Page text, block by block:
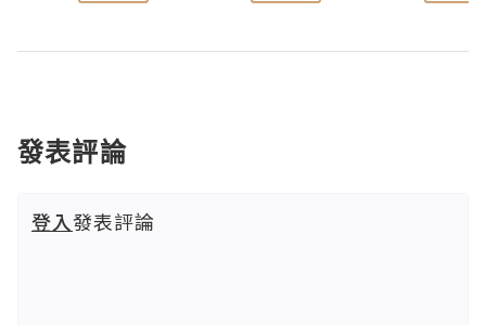
發表評論
登入發表評論